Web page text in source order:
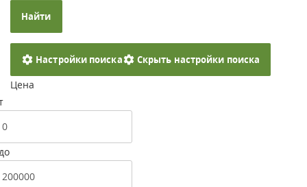
Найти
Настройки поиска Скрыть настройки поиска
Цена